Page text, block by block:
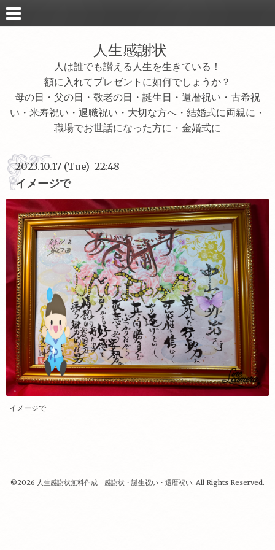
人生感謝状
人は誰でも讃える人生を生きている！
額に入れてプレゼントに如何でしょうか？
母の日・父の日・敬老の日・誕生日・還暦祝い・古希祝
い・米寿祝い・退職祝い・大切な方へ・結婚式に両親に・
職場でお世話になった方に・金婚式に
2023.10.17 (Tue) 22:48
イメージで
イメージで
©2026 人生感謝状無料作成 感謝状・誕生祝い・還暦祝い. All Rights Reserved.